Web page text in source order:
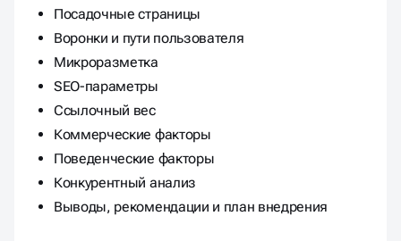
Посадочные страницы
Воронки и пути пользователя
Микроразметка
SEO-параметры
Ссылочный вес
Коммерческие факторы
Поведенческие факторы
Конкурентный анализ
Выводы, рекомендации и план внедрения